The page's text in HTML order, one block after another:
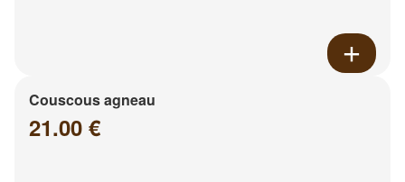
Couscous agneau
21.00 €